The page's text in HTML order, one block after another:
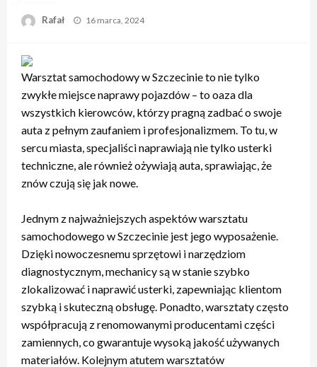
Rafał
Opublikowane
16 marca, 2024
Warsztat samochodowy w Szczecinie to nie tylko
zwykłe miejsce naprawy pojazdów – to oaza dla
wszystkich kierowców, którzy pragną zadbać o swoje
auta z pełnym zaufaniem i profesjonalizmem. To tu, w
sercu miasta, specjaliści naprawiają nie tylko usterki
techniczne, ale również ożywiają auta, sprawiając, że
znów czują się jak nowe.
Jednym z najważniejszych aspektów warsztatu
samochodowego w Szczecinie jest jego wyposażenie.
Dzięki nowoczesnemu sprzętowi i narzędziom
diagnostycznym, mechanicy są w stanie szybko
zlokalizować i naprawić usterki, zapewniając klientom
szybką i skuteczną obsługę. Ponadto, warsztaty często
współpracują z renomowanymi producentami części
zamiennych, co gwarantuje wysoką jakość używanych
materiałów. Kolejnym atutem warsztatów